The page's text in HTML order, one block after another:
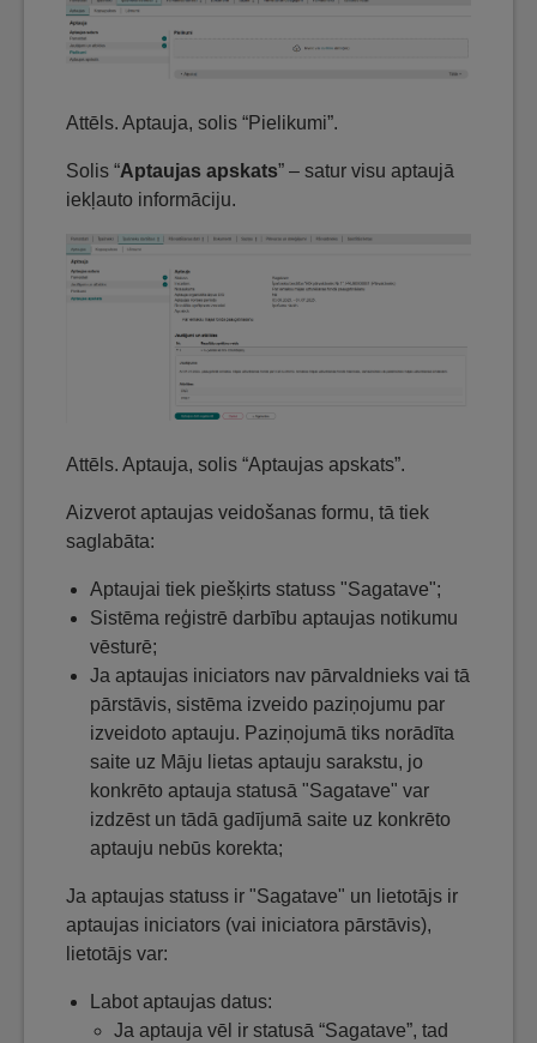
Attēls. Aptauja, solis “Pielikumi”.
Solis “Aptaujas apskats” – satur visu aptaujā
iekļauto informāciju.
Attēls. Aptauja, solis “Aptaujas apskats”.
Aizverot aptaujas veidošanas formu, tā tiek
saglabāta:
Aptaujai tiek piešķirts statuss "Sagatave";
Sistēma reģistrē darbību aptaujas notikumu
vēsturē;
Ja aptaujas iniciators nav pārvaldnieks vai tā
pārstāvis, sistēma izveido paziņojumu par
izveidoto aptauju. Paziņojumā tiks norādīta
saite uz Māju lietas aptauju sarakstu, jo
konkrēto aptauja statusā "Sagatave" var
izdzēst un tādā gadījumā saite uz konkrēto
aptauju nebūs korekta;
Ja aptaujas statuss ir "Sagatave" un lietotājs ir
aptaujas iniciators (vai iniciatora pārstāvis),
lietotājs var:
Labot aptaujas datus:
Ja aptauja vēl ir statusā “Sagatave”, tad